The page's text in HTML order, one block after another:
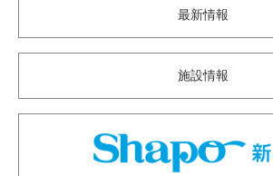
最新情報
施設情報